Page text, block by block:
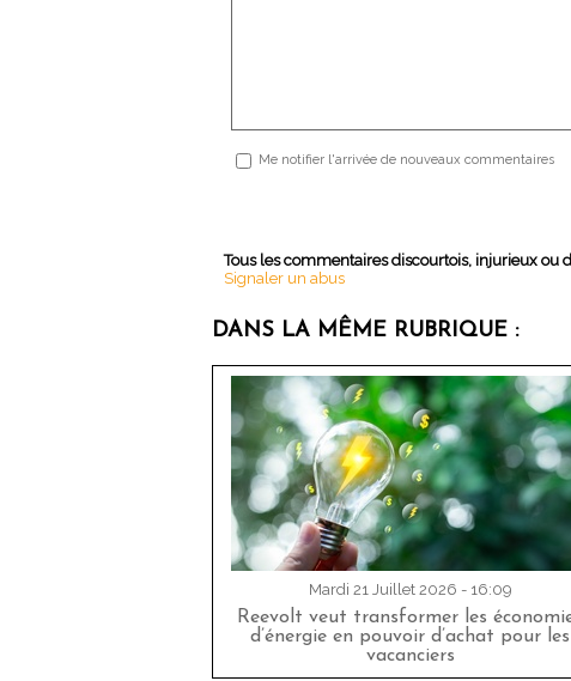
Me notifier l'arrivée de nouveaux commentaires
Tous les commentaires discourtois, injurieux ou
Signaler un abus
DANS LA MÊME RUBRIQUE :
Mardi 21 Juillet 2026 - 16:09
Reevolt veut transformer les
d’énergie en pouvoir d’achat pour les
vacanciers